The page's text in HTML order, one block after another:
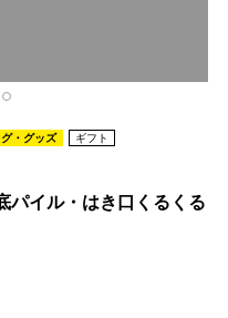
・グッズ ギフト
パイル・はき口くるくる